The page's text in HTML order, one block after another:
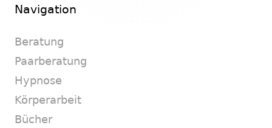
Navigation
Beratung
Paarberatung
Hypnose
Körperarbeit
Bücher